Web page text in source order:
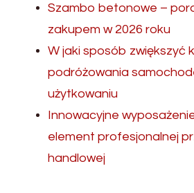
Szambo betonowe –
zakupem w 2026 roku
W jaki sposób zwiększyć
podróżowania
użytkowaniu
Innowacyjne
element profesjonalnej
handlowej